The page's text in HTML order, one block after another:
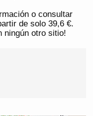
o consultar
de solo 39,6 €.
ningún otro sitio!